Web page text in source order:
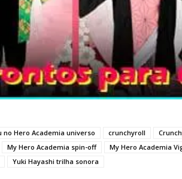
no Hero Academia universo crunchyroll
My Hero Academia spin-off
My Hero Academia
Yuki Hayashi trilha sonora